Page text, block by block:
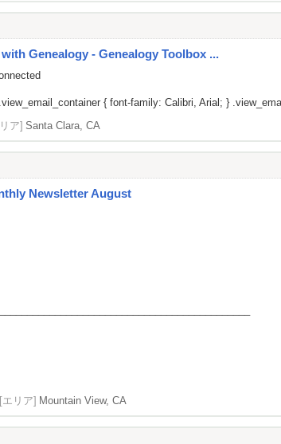
Genealogy - Genealogy Toolbox ...
{ font-family: Calibri, Arial; }
ア] Santa Clara, CA
Newsletter August
[エリア] Mountain View, CA